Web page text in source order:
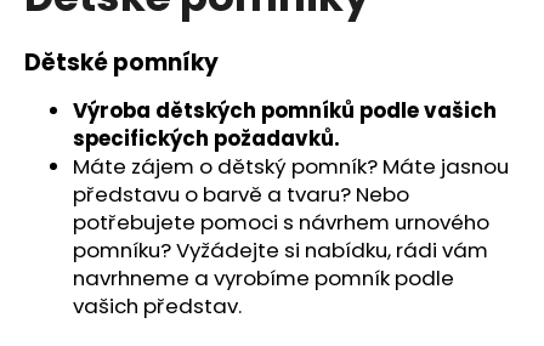
z
5
hvězdiček.
Dětské pomníky
Výroba dětských pomníků podle vašich
specifických požadavků.
Máte zájem o dětský pomník? Máte jasnou
představu o barvě a tvaru? Nebo
potřebujete pomoci s návrhem urnového
pomníku?Vyžádejte si nabídku, rádi vám
navrhneme a vyrobíme pomník podle
vašich představ.
j
HLEDAT